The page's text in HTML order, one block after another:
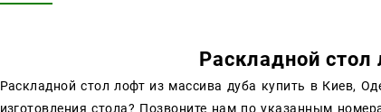
Раскладной стол
Раскладной стол лофт из массива дуба купить в Киев,
изготовления стола? Позвоните нам по указанным